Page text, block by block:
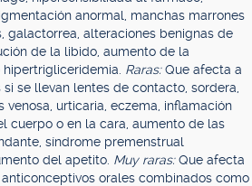
anormal, manchas marrones
galactorrea, alteraciones benignas de
de la libido, aumento de la
Raras:Que afecta a
se llevan lentes de contacto, sordera,
urticaria, eczema, inflamación
cuerpo o en la cara, aumento de las
síndrome premenstrual
del apetito. Muy raras:Que afecta
orales combinados como